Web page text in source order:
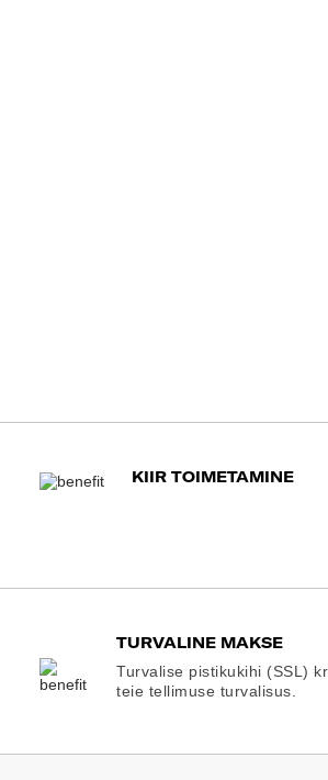
KIIR TOIMETAMINE
TURVALINE MAKSE
Turvalise pistikukihi (SSL)
teie tellimuse turvalisus.